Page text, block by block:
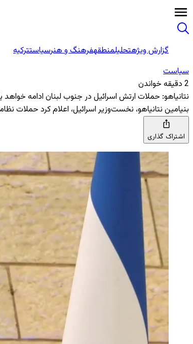
گزارش ویژهتحلیلمنطقهفرهنگ و هنرسیاستترکیه
سیاست
2 دقیقه خواندن
نتانیاهو: حملات ارتش اسرائیل در جنوب لبنان ادامه خواهد
بنیامین نتانیاهو، نخست‌وزیر اسرائیل، اعلام کرد حملات
اشتراک گذاری